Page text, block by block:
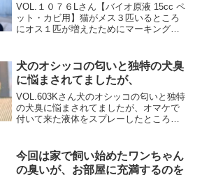
VOL.１０７６Lさん【バイオ原液 15cc ペ
ット・カビ用】猫がメス３匹いるところ
にオス１匹が増えたためにマーキング？
粉のものを使っていましたが、今回は初
めてバイオ原...
犬のオシッコの匂いと独特の犬臭
に悩まされてましたが、
VOL.603Kさん犬のオシッコの匂いと独特
の犬臭に悩まされてましたが、オマケで
付いて来た液体をスプレーしたところ、
れたものを置いたところ匂いが無くな
り、咳も出なくな...
今回は家で飼い始めたワンちゃん
の臭いが、お部屋に充満するのを